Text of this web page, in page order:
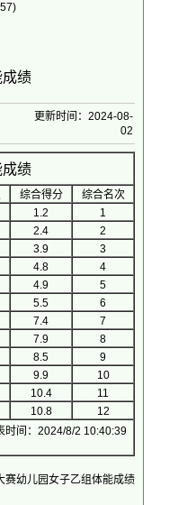
绩
更新时间：2024-08-
02
绩
综合得分
综合名次
1.2
1
2.4
2
3.9
3
4.8
4
4.9
5
5.5
6
7.4
7
7.9
8
8.5
9
9.9
10
10.4
11
10.8
12
时间：2024/8/2 10:40:39
赛幼儿园女子乙组体能成绩